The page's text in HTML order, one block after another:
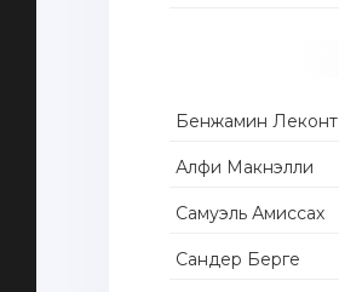
Бенжамин Леконт
Алфи Макнэлли
Самуэль Амиссах
Сандер Берге